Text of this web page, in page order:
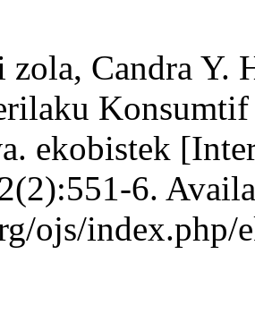
zola, Candra Y.
ekobistek
6.
ojs/index.php/